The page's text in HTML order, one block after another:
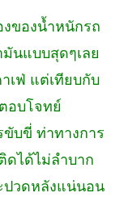
ของน้ำหนักรถ
นแบบสุดๆเลย
เฟ่ แต่เทียบกับ
อบโจทย์
ขับขี่ ท่าทางการ
ดได้ไม่ลำบาก
ปวดหลังแน่นอน